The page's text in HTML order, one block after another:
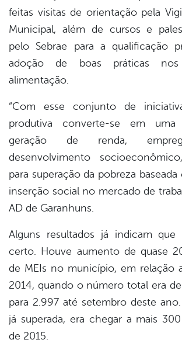
feitas visitas de orientação pela
Municipal, além de cursos e
pelo Sebrae para a qualificação
adoção de boas práticas
alimentação.
“Com esse conjunto de
produtiva converte-se em uma
geração de renda,
desenvolvimento
para superação da pobreza
inserção social no mercado de
AD de Garanhuns.
Alguns resultados já indicam
certo. Houve aumento de quase
de MEIs no município, em relação
2014, quando o número total era
para 2.997 até setembro deste
já superada, era chegar a mais
de 2015.